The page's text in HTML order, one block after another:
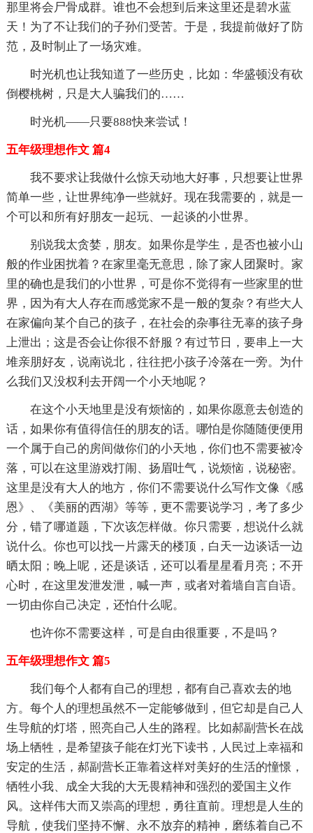
那里将会尸骨成群。谁也不会想到后来这里还是碧水蓝
天！为了不让我们的子孙们受苦。于是，我提前做好了防
范，及时制止了一场灾难。
时光机也让我知道了一些历史，比如：华盛顿没有砍
倒樱桃树，只是大人骗我们的……
时光机——只要888快来尝试！
五年级理想作文 篇4
我不要求让我做什么惊天动地大好事，只想要让世界
简单一些，让世界纯净一些就好。现在我需要的，就是一
个可以和所有好朋友一起玩、一起谈的小世界。
别说我太贪婪，朋友。如果你是学生，是否也被小山
般的作业困扰着？在家里毫无意思，除了家人团聚时。家
里的确也是我们的小世界，可是你不觉得有一些家里的世
界，因为有大人存在而感觉家不是一般的复杂？有些大人
在家偏向某个自己的孩子，在社会的杂事往无辜的孩子身
上泄出；这是否会让你很不舒服？有过节日，要串上一大
堆亲朋好友，说南说北，往往把小孩子冷落在一旁。为什
么我们又没权利去开阔一个小天地呢？
在这个小天地里是没有烦恼的，如果你愿意去创造的
话，如果你有值得信任的朋友的话。哪怕是你随随便便用
一个属于自己的房间做你们的小天地，你们也不需要被冷
落，可以在这里游戏打闹、扬眉吐气，说烦恼，说秘密。
这里是没有大人的地方，你们不需要说什么写作文像《感
恩》、《美丽的西湖》等等，更不需要说学习，考了多少
分，错了哪道题，下次该怎样做。你只需要，想说什么就
说什么。你也可以找一片露天的楼顶，白天一边谈话一边
晒太阳；晚上呢，还是谈话，还可以看星星看月亮；不开
心时，在这里发泄发泄，喊一声，或者对着墙自言自语。
一切由你自己决定，还怕什么呢。
也许你不需要这样，可是自由很重要，不是吗？
五年级理想作文 篇5
我们每个人都有自己的理想，都有自己喜欢去的地
方。每个人的理想虽然不一定能够做到，但它却是自己人
生导航的灯塔，照亮自己人生的路程。比如郝副营长在战
场上牺牲，是希望孩子能在灯光下读书，人民过上幸福和
安定的生活，郝副营长正靠着这样对美好的生活的憧憬，
牺牲小我、成全大我的大无畏精神和强烈的爱国主义作
风。这样伟大而又崇高的理想，勇往直前。理想是人生的
导航，使我们坚持不懈、永不放弃的精神，磨练着自己不